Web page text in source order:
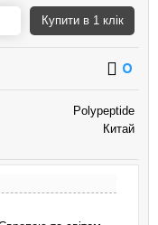
Купити в 1 клік
0
Polypeptide
Китай